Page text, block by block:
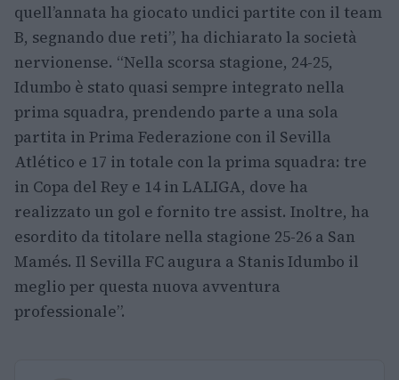
quell’annata ha giocato undici partite con il team
B, segnando due reti”, ha dichiarato la società
nervionense. “Nella scorsa stagione, 24-25,
Idumbo è stato quasi sempre integrato nella
prima squadra, prendendo parte a una sola
partita in Prima Federazione con il Sevilla
Atlético e 17 in totale con la prima squadra: tre
in Copa del Rey e 14 in LALIGA, dove ha
realizzato un gol e fornito tre assist. Inoltre, ha
esordito da titolare nella stagione 25-26 a San
Mamés. Il Sevilla FC augura a Stanis Idumbo il
meglio per questa nuova avventura
professionale”.